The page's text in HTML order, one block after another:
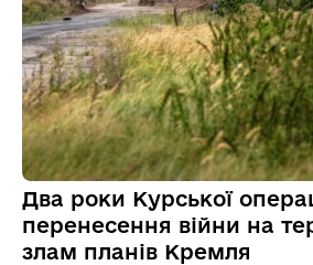
Два роки Курської
перенесення війни на
злам планів Кремля